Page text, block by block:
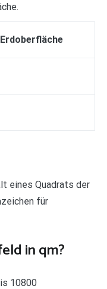
eines Quadrats der
für
in qm?
10800